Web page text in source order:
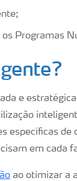
Programas
e
específicas
em cada
ao otimizar a